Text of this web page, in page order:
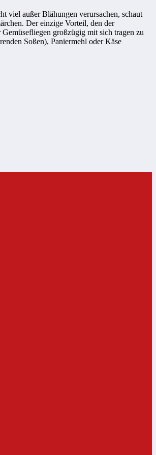
viel außer Blähungen verursachen, schaut
Der einzige Vorteil, den der
großzügig mit sich tragen zu
Soßen), Paniermehl oder Käse